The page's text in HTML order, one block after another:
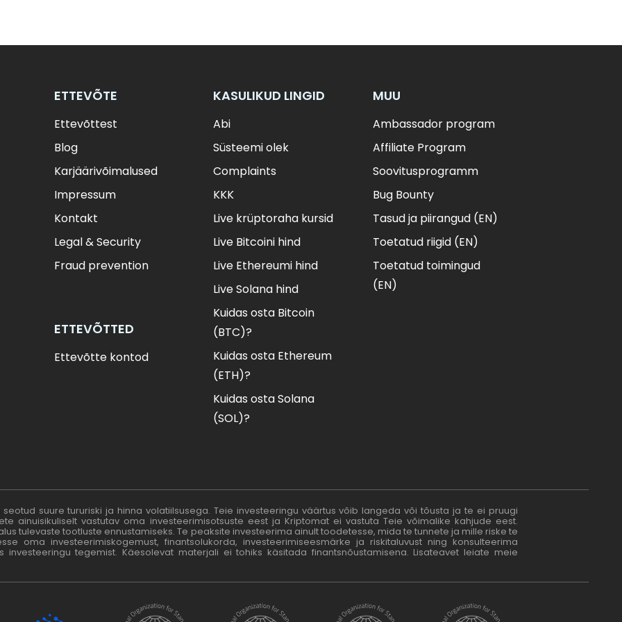
ETTEVÕTE
Ettevõttest
Blog
Karjäärivõimalused
Impressum
Kontakt
Legal & Security
Fraud prevention
ETTEVÕTTED
Ettevõtte kontod
KASULIKUD LINGID
Abi
Süsteemi olek
Complaints
KKK
Live krüptoraha kursid
Live Bitcoini hind
Live Ethereumi hind
Live Solana hind
Kuidas osta Bitcoin
(BTC)?
Kuidas osta Ethereum
(ETH)?
Kuidas osta Solana
(SOL)?
MUU
Ambassador program
Affiliate Program
Soovitusprogramm
Bug Bounty
Tasud ja piirangud (EN)
Toetatud riigid (EN)
Toetatud toimingud
(EN)
suure tururiski ja hinna volatiilsusega. Teie investeeringu väärtus võib langeda või tõusta ja te ei pruugi
ainuisikuliselt vastutav oma investeerimisotsuste eest ja Kriptomat ei vastuta Teie võimalike kahjude eest.
tulevaste tootluste ennustamiseks. Te peaksite investeerima ainult toodetesse, mida te tunnete ja mille riske te
oma investeerimiskogemust, finantsolukorda, investeerimiseesmärke ja riskitaluvust ning konsulteerima
investeeringu tegemist. Käesolevat materjali ei tohiks käsitada finantsnõustamisena. Lisateavet leiate meie